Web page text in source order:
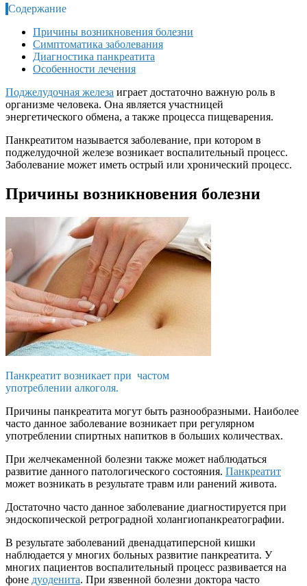
Содержание
Причины возникновения болезни
Симптоматика заболевания
Диагностика панкреатита
Особенности лечения
Поджелудочная железа играет достаточно важную роль в
организме человека. Она является участницей
энергетического обмена, а также процесса пищеварения.
Панкреатитом называется заболевание, при котором в
поджелудочной железе возникает воспалительный процесс.
Заболевание может иметь острый или хронический процесс.
Причины возникновения болезни
Панкреатит возникает при частом
употреблении алкоголя.
Причины панкреатита могут быть разнообразными. Наиболее
часто данное заболевание возникает при регулярном
употреблении спиртных напитков в больших количествах.
При желчекаменной болезни также может наблюдаться
развитие данного патологического состояния. Панкреатит
может возникать в результате травм или ранений живота.
Достаточно часто данное заболевание диагностируется при
эндоскопической ретроградной холангиопанкреатографии.
В результате заболеваний двенадцатиперсной кишки
наблюдается у многих больных развитие панкреатита. У
многих пациентов воспалительный процесс развивается на
фоне дуоденита. При язвенной болезни доктора часто